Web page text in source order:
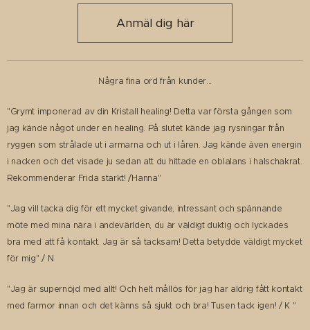
Anmäl dig här
Några fina ord från kunder...
"Grymt imponerad av din Kristall healing! Detta var första gången som
jag kände något under en healing. På slutet kände jag rysningar från
ryggen som strålade ut i armarna och ut i låren. Jag kände även energin
i nacken och det visade ju sedan att du hittade en oblalans i halschakrat.
Rekommenderar Frida starkt! /Hanna"
"Jag vill tacka dig för ett mycket givande, intressant och spännande
möte med mina nära i andevärlden, du är väldigt duktig och lyckades
bra med att få kontakt. Jag är så tacksam! Detta betydde väldigt mycket
för mig" / N
"Jag är supernöjd med allt! Och helt mållös för jag har aldrig fått kontakt
med farmor innan och det känns så sjukt och bra! Tusen tack igen! / K "